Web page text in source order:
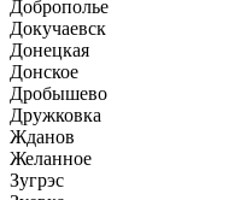
Доброполье
Докучаевск
Донецкая
Донское
Дробышево
Дружковка
Жданов
Желанное
Зугрэс